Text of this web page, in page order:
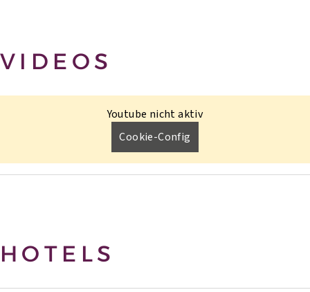
VIDEOS
Youtube nicht aktiv
Cookie-Config
HOTELS